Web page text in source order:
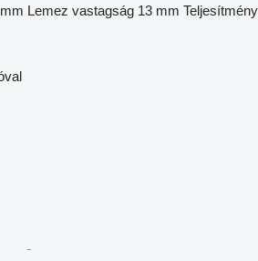
Lemez vastagság 13 mm Teljesítmény